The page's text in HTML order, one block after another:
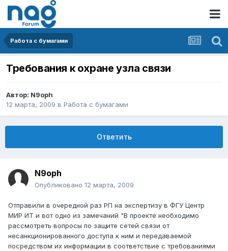
Работа с бумагами
Требования к охране узла связи
Автор: N9oph
12 марта, 2009 в Работа с бумагами
Ответить
N9oph
Опубликовано 12 марта, 2009
Отправили в очередной раз РП на экспертизу в ФГУ Центр
МИР ИТ и вот одно из замечаний "В проекте необходимо
рассмотреть вопросы по защите сетей связи от
несанкционированного доступа к ним и передаваемой
посредством их информации в соответствие с требованиями